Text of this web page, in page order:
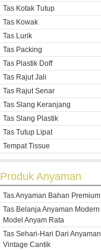
Tas Kotak Tutup
Tas Kowak
Tas Lurik
Tas Packing
Tas Plastik Doff
Tas Rajut Jali
Tas Rajut Senar
Tas Slang Keranjang
Tas Slang Plastik
Tas Tutup Lipat
Tempat Tissue
Produk Anyaman
Tas Anyaman Bahan Premium
Tas Belanja Anyaman Modern
Model Anyam Rata
Tas Sehari-Hari Dari Anyaman
Vintage Cantik